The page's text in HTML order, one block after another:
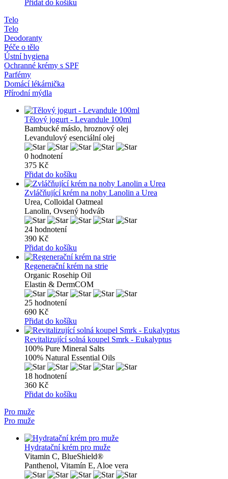
Přidat do košíku
Telo
Telo
Deodoranty
Péče o tělo
Ústní hygiena
Ochranné krémy s SPF
Parfémy
Domácí lékárnička
Přírodní mýdla
Tělový jogurt - Levandule 100ml
Bambucké máslo, hroznový olej
Levandulový esenciální olej
0 hodnotení
375 Kč
Přidat do košíku
Zvláčňující krém na nohy Lanolin a Urea
Urea, Colloidal Oatmeal
Lanolin, Ovsený hodváb
24 hodnotení
390 Kč
Přidat do košíku
Regenerační krém na strie
Organic Rosehip Oil
Elastin & DermCOM
25 hodnotení
690 Kč
Přidat do košíku
Revitalizující solná koupel Smrk - Eukalyptus
100% Pure Mineral Salts
100% Natural Essential Oils
18 hodnotení
360 Kč
Přidat do košíku
Pro muže
Pro muže
Hydratační krém pro muže
Vitamin C, BlueShield®
Panthenol, Vitamín E, Aloe vera